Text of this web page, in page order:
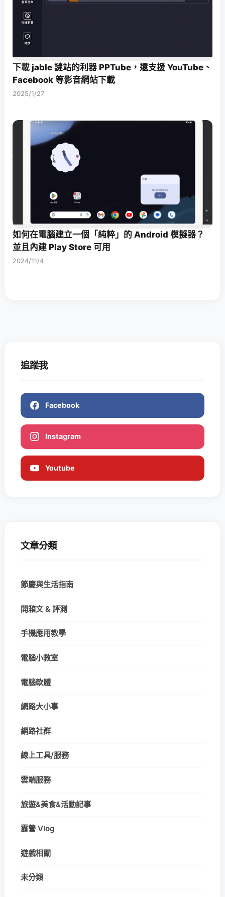
下載 jable 謎站的利器 PPTube，還支援 YouTube、
Facebook 等影音網站下載
2025/1/27
如何在電腦建立一個「純粹」的 Android 模擬器？
並且內建 Play Store 可用
2024/11/4
追蹤我
Facebook
Instagram
Youtube
文章分類
節慶與生活指南
開箱文 & 評測
手機應用教學
電腦小教室
電腦軟體
網路大小事
網路社群
線上工具/服務
雲端服務
旅遊&美食&活動記事
露營 Vlog
遊戲相關
未分類